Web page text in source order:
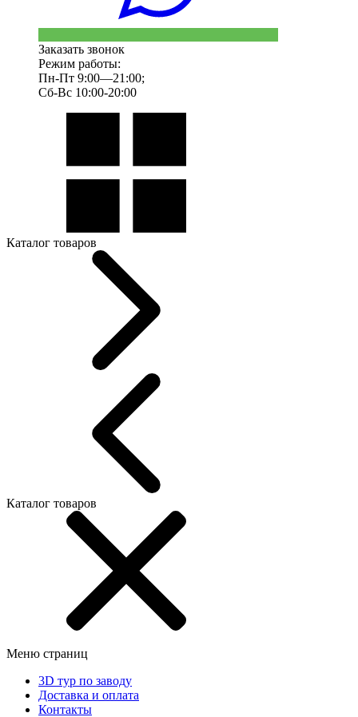
Заказать звонок
Режим работы:
Пн-Пт 9:00—21:00;
Сб-Вс 10:00-20:00
Каталог товаров
Каталог товаров
Меню страниц
3D тур по заводу
Доставка и оплата
Контакты